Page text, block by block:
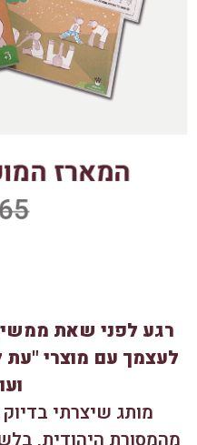
רגע לפני שאת
לעצמך עם מוצרי "עת
מותג שיצרתי